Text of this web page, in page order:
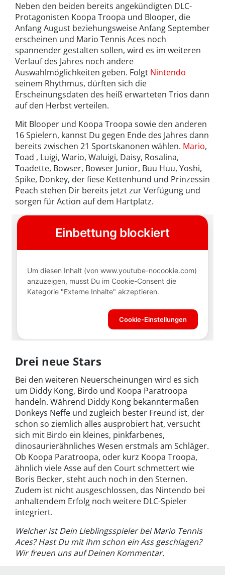
Neben den beiden bereits angekündigten DLC-
Protagonisten Koopa Troopa und Blooper, die
Anfang August beziehungsweise Anfang September
erscheinen und Mario Tennis Aces noch
spannender gestalten sollen, wird es im weiteren
Verlauf des Jahres noch andere
Auswahlmöglichkeiten geben. Folgt Nintendo
seinem Rhythmus, dürften sich die
Erscheinungsdaten des heiß erwarteten Trios dann
auf den Herbst verteilen.
Mit Blooper und Koopa Troopa sowie den anderen
16 Spielern, kannst Du gegen Ende des Jahres dann
bereits zwischen 21 Sportskanonen wählen. Mario,
Toad , Luigi, Wario, Waluigi, Daisy, Rosalina,
Toadette, Bowser, Bowser Junior, Buu Huu, Yoshi,
Spike, Donkey, der fiese Kettenhund und Prinzessin
Peach stehen Dir bereits jetzt zur Verfügung und
sorgen für Action auf dem Hartplatz.
Drei neue Stars
Bei den weiteren Neuerscheinungen wird es sich
um Diddy Kong, Birdo und Koopa Paratroopa
handeln. Während Diddy Kong bekanntermaßen
Donkeys Neffe und zugleich bester Freund ist, der
schon so ziemlich alles ausprobiert hat, versucht
sich mit Birdo ein kleines, pinkfarbenes,
dinosaurierähnliches Wesen erstmals am Schläger.
Ob Koopa Paratroopa, oder kurz Koopa Troopa,
ähnlich viele Asse auf den Court schmettert wie
Boris Becker, steht auch noch in den Sternen.
Zudem ist nicht ausgeschlossen, das Nintendo bei
anhaltendem Erfolg noch weitere DLC-Spieler
integriert.
Welcher ist Dein Lieblingsspieler bei Mario Tennis
Aces? Hast Du mit ihm schon ein Ass geschlagen?
Wir freuen uns auf Deinen Kommentar.